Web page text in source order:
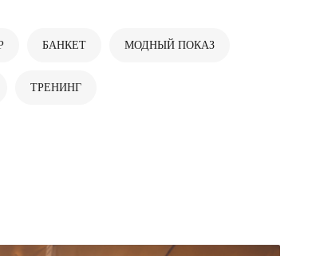
БАНКЕТ МОДНЫЙ ПОКАЗ
ТРЕНИНГ